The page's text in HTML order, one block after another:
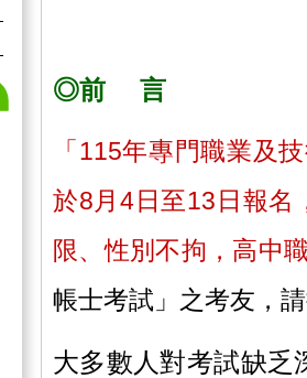
◎前 言
「115年專門職業及
於8月4日至13日報名
限、性別不拘，高中
帳士考試」之考友，
大多數人對考試缺乏